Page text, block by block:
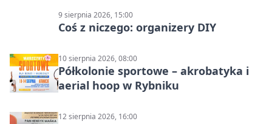
9 sierpnia 2026, 15:00
Coś z niczego: organizery DIY
10 sierpnia 2026, 08:00
Półkolonie sportowe – akrobatyka i
aerial hoop w Rybniku
12 sierpnia 2026, 16:00